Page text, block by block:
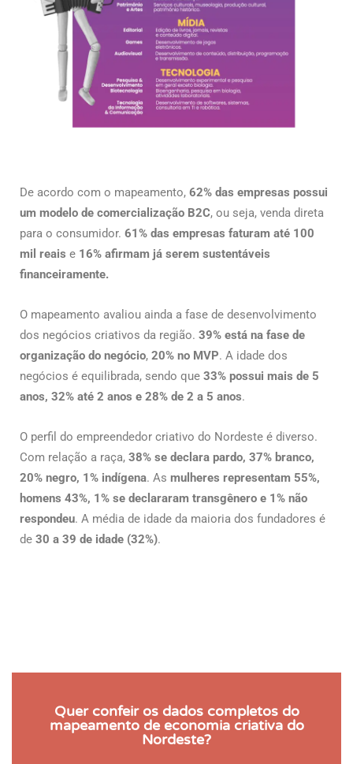
De acordo com o mapeamento, 62% das empresas possui
um modelo de comercialização B2C, ou seja, venda direta
para o consumidor. 61% das empresas faturam até 100
mil reais e 16% afirmam já serem sustentáveis
financeiramente.
O mapeamento avaliou ainda a fase de desenvolvimento
dos negócios criativos da região. 39% está na fase de
organização do negócio, 20% no MVP. A idade dos
negócios é equilibrada, sendo que 33% possui mais de 5
anos, 32% até 2 anos e 28% de 2 a 5 anos.
O perfil do empreendedor criativo do Nordeste é diverso.
Com relação a raça, 38% se declara pardo, 37% branco,
20% negro, 1% indígena. As mulheres representam 55%,
homens 43%, 1% se declararam transgênero e 1% não
respondeu. A média de idade da maioria dos fundadores é
de 30 a 39 de idade (32%).
Quer confeir os dados completos do
mapeamento de economia criativa do
Nordeste?